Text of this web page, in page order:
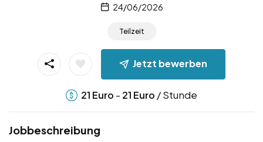
24/06/2026
Teilzeit
Jetzt bewerben
21 Euro - 21 Euro / Stunde
Jobbeschreibung